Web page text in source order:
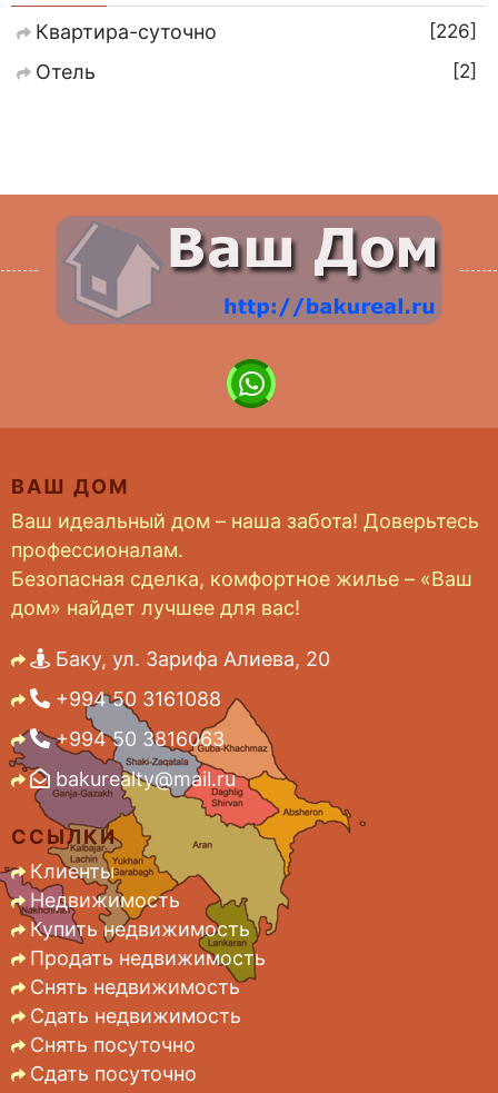
Квартира-суточно
226
Отель
2
ВАШ ДОМ
Ваш идеальный дом – наша забота! Доверьтесь
профессионалам.
Безопасная сделка, комфортное жилье – «Ваш
дом» найдет лучшее для вас!
Баку, ул. Зарифа Алиева, 20
+994 50 3161088
+994 50 3816063
bakurealty@mail.ru
ССЫЛКИ
Клиенты
Недвижимость
Купить недвижимость
Продать недвижимость
Снять недвижимость
Сдать недвижимость
Снять посуточно
Сдать посуточно